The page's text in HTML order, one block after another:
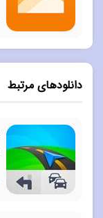
دانلودهای مرتبط